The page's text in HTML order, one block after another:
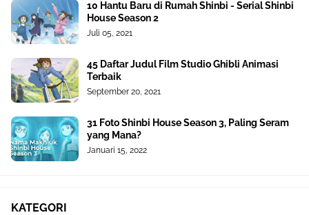
10 Hantu Baru di Rumah Shinbi - Serial Shinbi
House Season 2
Juli 05, 2021
45 Daftar Judul Film Studio Ghibli Animasi
Terbaik
September 20, 2021
31 Foto Shinbi House Season 3, Paling Seram
yang Mana?
Januari 15, 2022
KATEGORI